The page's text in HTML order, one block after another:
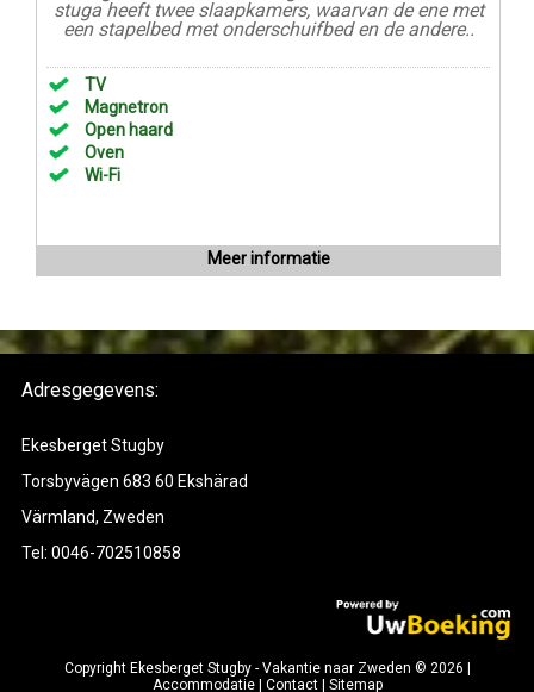
stuga heeft twee slaapkamers, waarvan de ene met
een stapelbed met onderschuifbed en de andere..
TV
Magnetron
Open haard
Oven
Wi-Fi
Meer informatie
Adresgegevens:
Ekesberget Stugby
Torsbyvägen 683 60 Ekshärad
Värmland, Zweden
Tel: 0046-702510858
Copyright Ekesberget Stugby - Vakantie naar Zweden © 2026 |
Accommodatie| Contact| Sitemap